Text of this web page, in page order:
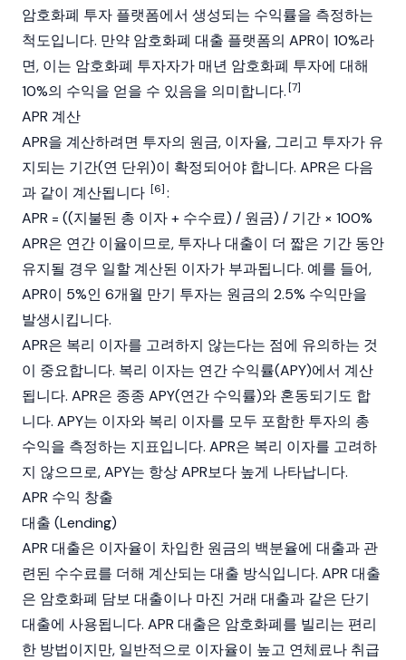
암호화폐 투자 플랫폼에서 생성되는 수익률을 측정하는
척도입니다. 만약 암호화폐 대출 플랫폼의 APR이 10%라
면, 이는 암호화폐 투자자가 매년 암호화폐 투자에 대해
10%의 수익을 얻을 수 있음을 의미합니다.[7]
APR 계산
APR을 계산하려면 투자의 원금, 이자율, 그리고 투자가 유
지되는 기간(연 단위)이 확정되어야 합니다. APR은 다음
과 같이 계산됩니다 [6]:
APR = ((지불된 총 이자 + 수수료) / 원금) / 기간 × 100%
APR은 연간 이율이므로, 투자나 대출이 더 짧은 기간 동안
유지될 경우 일할 계산된 이자가 부과됩니다. 예를 들어,
APR이 5%인 6개월 만기 투자는 원금의 2.5% 수익만을
발생시킵니다.
APR은 복리 이자를 고려하지 않는다는 점에 유의하는 것
이 중요합니다. 복리 이자는 연간 수익률(APY)에서 계산
됩니다. APR은 종종 APY(연간 수익률)와 혼동되기도 합
니다. APY는 이자와 복리 이자를 모두 포함한 투자의 총
수익을 측정하는 지표입니다. APR은 복리 이자를 고려하
지 않으므로, APY는 항상 APR보다 높게 나타납니다.
APR 수익 창출
대출 (Lending)
APR 대출은 이자율이 차입한 원금의 백분율에 대출과 관
련된 수수료를 더해 계산되는 대출 방식입니다. APR 대출
은 암호화폐 담보 대출이나 마진 거래 대출과 같은 단기
대출에 사용됩니다. APR 대출은 암호화폐를 빌리는 편리
한 방법이지만, 일반적으로 이자율이 높고 연체료나 취급